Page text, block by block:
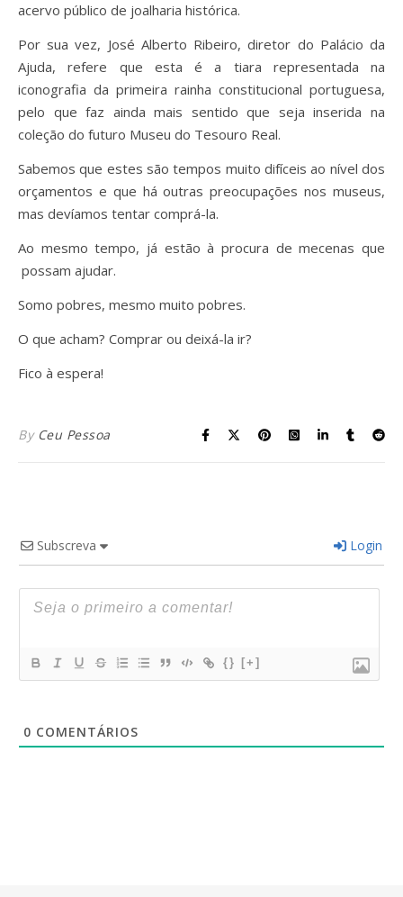
acervo público de joalharia histórica.
Por sua vez, José Alberto Ribeiro, diretor do Palácio da
Ajuda, refere que esta é a tiara representada na
iconografia da primeira rainha constitucional portuguesa,
pelo que faz ainda mais sentido que seja inserida na
coleção do futuro Museu do Tesouro Real.
Sabemos que estes são tempos muito difíceis ao nível dos
orçamentos e que há outras preocupações nos museus,
mas devíamos tentar comprá-la.
Ao mesmo tempo, já estão à procura de mecenas que
possam ajudar.
Somo pobres, mesmo muito pobres.
O que acham? Comprar ou deixá-la ir?
Fico à espera!
By Ceu Pessoa
Subscreva Login
{} [+]
0 COMENTÁRIOS